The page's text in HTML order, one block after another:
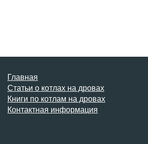
Главная
Статьи о котлах на дровах
Книги по котлам на дровах
Контактная информация